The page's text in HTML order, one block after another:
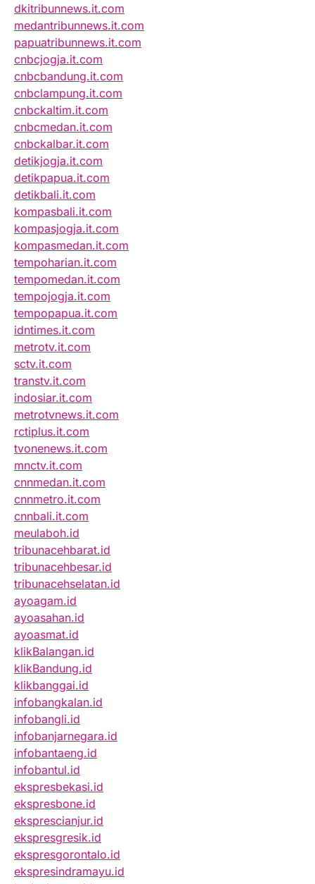
dkitribunnews.it.com
medantribunnews.it.com
papuatribunnews.it.com
cnbcjogja.it.com
cnbcbandung.it.com
cnbclampung.it.com
cnbckaltim.it.com
cnbcmedan.it.com
cnbckalbar.it.com
detikjogja.it.com
detikpapua.it.com
detikbali.it.com
kompasbali.it.com
kompasjogja.it.com
kompasmedan.it.com
tempoharian.it.com
tempomedan.it.com
tempojogja.it.com
tempopapua.it.com
idntimes.it.com
metrotv.it.com
sctv.it.com
transtv.it.com
indosiar.it.com
metrotvnews.it.com
rctiplus.it.com
tvonenews.it.com
mnctv.it.com
cnnmedan.it.com
cnnmetro.it.com
cnnbali.it.com
meulaboh.id
tribunacehbarat.id
tribunacehbesar.id
tribunacehselatan.id
ayoagam.id
ayoasahan.id
ayoasmat.id
klikBalangan.id
klikBandung.id
klikbanggai.id
infobangkalan.id
infobangli.id
infobanjarnegara.id
infobantaeng.id
infobantul.id
ekspresbekasi.id
ekspresbone.id
eksprescianjur.id
ekspresgresik.id
ekspresgorontalo.id
ekspresindramayu.id